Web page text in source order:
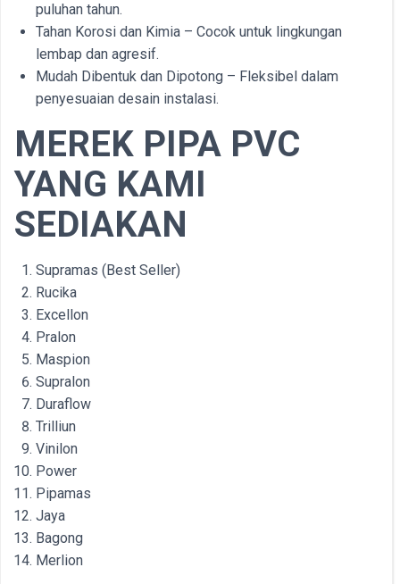
puluhan tahun.
Tahan Korosi dan Kimia – Cocok untuk lingkungan
lembap dan agresif.
Mudah Dibentuk dan Dipotong – Fleksibel dalam
penyesuaian desain instalasi.
MEREK PIPA PVC
YANG KAMI
SEDIAKAN
Supramas (Best Seller)
Rucika
Excellon
Pralon
Maspion
Supralon
Duraflow
Trilliun
Vinilon
Power
Pipamas
Jaya
Bagong
Merlion